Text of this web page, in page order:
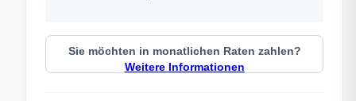
Sie möchten in monatlichen Raten zahlen?
Weitere Informationen